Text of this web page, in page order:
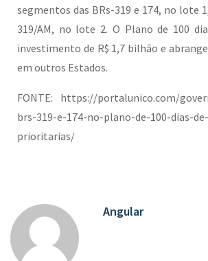
segmentos das BRs-319 e 174, no lote
319/AM, no lote 2. O Plano de 100
investimento de R$ 1,7 bilhão e
em outros Estados.
FONTE: https://portalunico.com/
brs-319-e-174-no-plano-de-100-dias-
prioritarias/
Angular